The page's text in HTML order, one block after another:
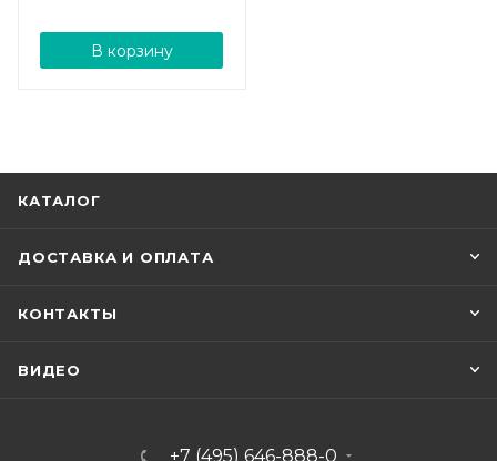
В корзину
КАТАЛОГ
ДОСТАВКА И ОПЛАТА
КОНТАКТЫ
ВИДЕО
+7 (495) 646-888-0